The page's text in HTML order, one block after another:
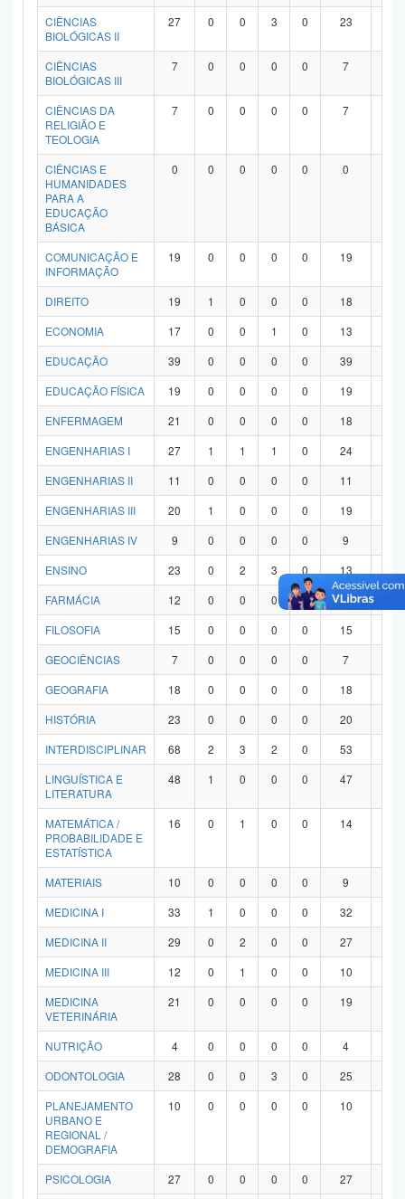
CIÊNCIAS
BIOLÓGICAS II
27 0 0 3 0 23
CIÊNCIAS
BIOLÓGICAS III
7 0 0 0 0 7
CIÊNCIAS DA
RELIGIÃO E
TEOLOGIA
7 0 0 0 0 7
CIÊNCIAS E
HUMANIDADES
PARA A
EDUCAÇÃO
BÁSICA
0 0 0 0 0 0
COMUNICAÇÃO E
INFORMAÇÃO
19 0 0 0 0 19
DIREITO 19 1 0 0 0 18
ECONOMIA
17 0 0 1 0 13
EDUCAÇÃO
39 0 0 0 0 39
EDUCAÇÃO FÍSICA
19 0 0 0 0 19
ENFERMAGEM
21 0 0 0 0 18
ENGENHARIAS I
27 1 1 1 0 24
ENGENHARIAS II
11 0 0 0 0 11
ENGENHARIAS III
20 1 0 0 0 19
ENGENHARIAS IV
9 0 0 0 0 9
ENSINO
23 0 2 3 0 13
FARMÁCIA
12 0 0 0 0 12
FILOSOFIA
15 0 0 0 0 15
GEOCIÊNCIAS
7 0 0 0 0 7
GEOGRAFIA
18 0 0 0 0 18
HISTÓRIA
23 0 0 0 0 20
INTERDISCIPLINAR
68 2 3 2 0 53
LINGUÍSTICA E
LITERATURA
48 1 0 0 0 47
MATEMÁTICA /
PROBABILIDADE E
ESTATÍSTICA
16 0 1 0 0 14
MATERIAIS 10 0 0 0 0 9
MEDICINA I
33 1 0 0 0 32
MEDICINA II
29 0 2 0 0 27
MEDICINA III
12 0 1 0 0 10
MEDICINA
VETERINÁRIA
21 0 0 0 0 19
NUTRIÇÃO 4 0 0 0 0 4
ODONTOLOGIA
28 0 0 3 0 25
PLANEJAMENTO
URBANO E
REGIONAL /
DEMOGRAFIA
10 0 0 0 0 10
PSICOLOGIA 27 0 0 0 0 27